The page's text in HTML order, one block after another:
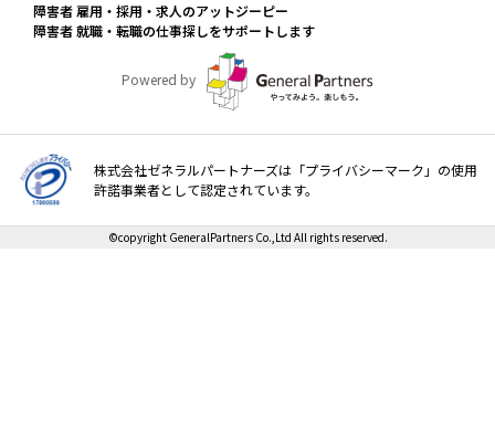
障害者 雇用・採用・求人のアットジーピー
障害者 就職・転職の仕事探しをサポートします
Powered by
株式会社ゼネラルパートナーズは「プライバシーマーク」の使用
許諾事業者として認定されています。
©copyright GeneralPartners Co.,Ltd All rights reserved.
障害者アスリート専門の就転職支援サービス
障害のある新卒学生専門の就職エージェントサービス
求人を紹介してもらう
就労支援サービス